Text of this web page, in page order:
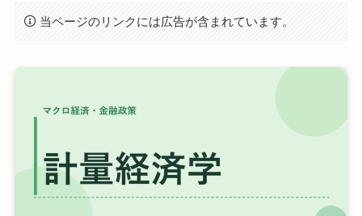
当ページのリンクには広告が含まれています。